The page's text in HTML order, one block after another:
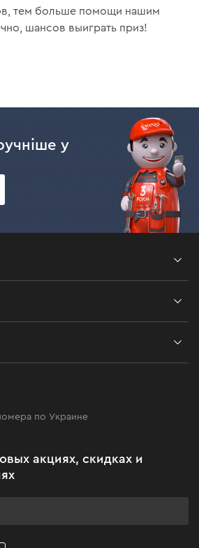
тем больше помощи нашим
шансов выиграть приз!
у
по Украине
акциях, скидках и